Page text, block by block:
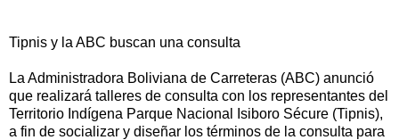
Tipnis y la ABC buscan una consulta
La Administradora Boliviana de Carreteras (ABC) anunció
que realizará talleres de consulta con los representantes del
Territorio Indígena Parque Nacional Isiboro Sécure (Tipnis),
a fin de socializar y diseñar los términos de la consulta para